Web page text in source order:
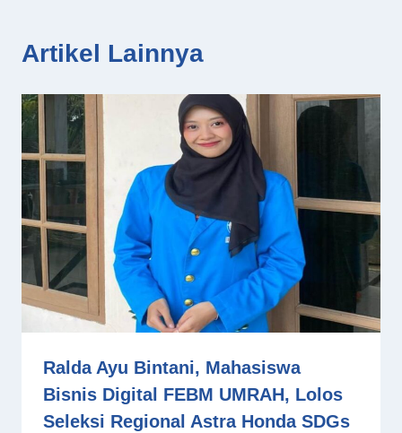
Artikel Lainnya
Ralda Ayu Bintani, Mahasiswa
Bisnis Digital FEBM UMRAH, Lolos
Seleksi Regional Astra Honda SDGs